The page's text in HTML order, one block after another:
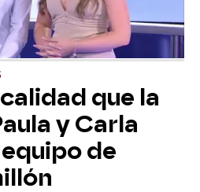
que la
y Carla
de